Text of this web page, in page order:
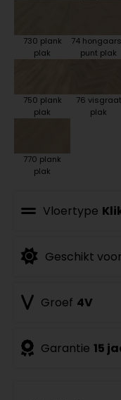
730 plank
plak
74
punt plak
750 plank
plak
76 visgraat
plak
770 plank
plak
Vloertype
Geschikt voor
Groef 4V
Garantie 15